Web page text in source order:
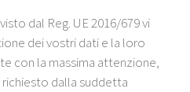
dal Reg. UE 2016/679 vi
dei vostri dati e la loro
con la massima attenzione,
dalla suddetta